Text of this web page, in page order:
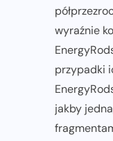
wyraźnie
przypadki
jakby